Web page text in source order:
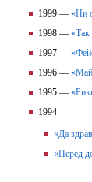
1999 — «Ни
1998 — «Так
1997 —
1996 —
1995 —
1994 —
«Да
«Перед